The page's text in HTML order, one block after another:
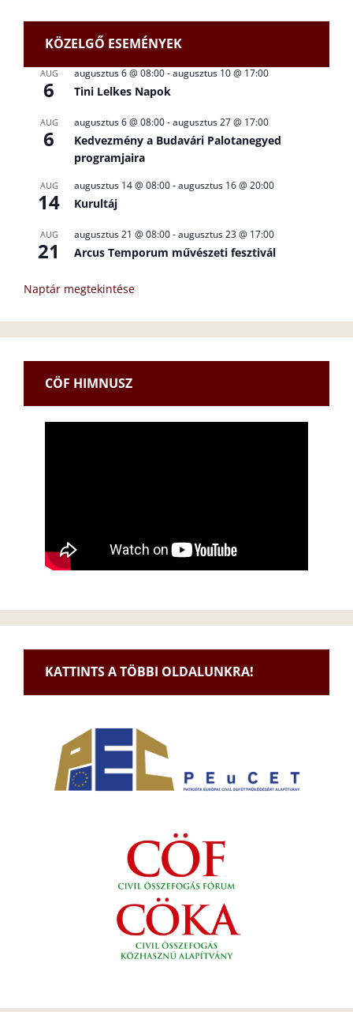
KÖZELGŐ ESEMÉNYEK
AUG
6
augusztus 6 @ 08:00-augusztus 10 @ 17:00
Tini Lelkes Napok
AUG
6
augusztus 6 @ 08:00-augusztus 27 @ 17:00
Kedvezmény a Budavári Palotanegyed
programjaira
AUG
14
augusztus 14 @ 08:00-augusztus 16 @ 20:00
Kurultáj
AUG
21
augusztus 21 @ 08:00-augusztus 23 @ 17:00
Arcus Temporum művészeti fesztivál
Naptár megtekintése
CÖF HIMNUSZ
KATTINTS A TÖBBI OLDALUNKRA!